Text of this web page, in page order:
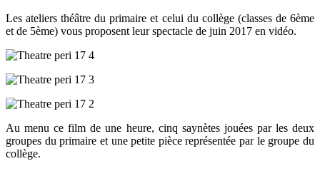
Les ateliers théâtre du primaire et celui du collège (classes de 6ème
et de 5ème) vous proposent leur spectacle de juin 2017 en vidéo.
Au menu ce film de une heure, cinq saynètes jouées par les deux
groupes du primaire et une petite pièce représentée par le groupe du
collège.